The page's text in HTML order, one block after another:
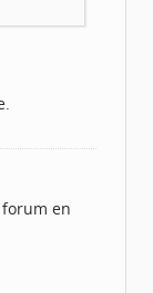
en